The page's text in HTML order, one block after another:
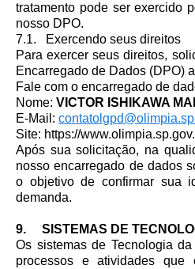
tratamento pode ser exercido
nosso DPO.
7.1. Exercendo seus direitos
Para exercer seus direitos,
Encarregado de Dados (DPO)
Fale com o encarregado de
Nome: VICTOR ISHIKAWA
E-Mail:
Site: https://
Após sua solicitação, na
nosso encarregado de dados
o objetivo de confirmar sua
demanda.
9. SISTEMAS DE
Os sistemas de Tecnologia
processos e atividades que